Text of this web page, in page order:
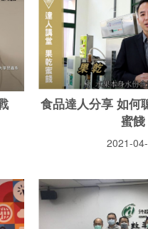
食品達人分享 如何
蜜餞
2021-